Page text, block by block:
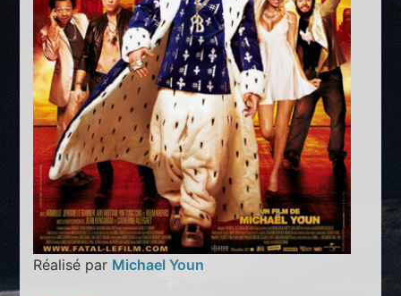
Réalisé par Michael Youn